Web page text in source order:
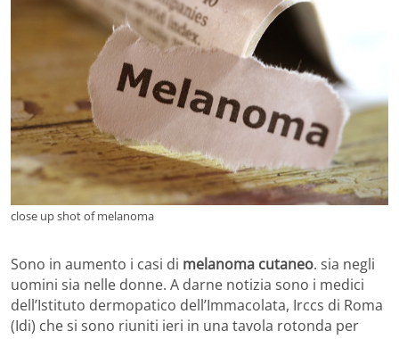
close up shot of melanoma
Sono in aumento i casi di melanoma cutaneo. sia negli
uomini sia nelle donne. A darne notizia sono i medici
dell’Istituto dermopatico dell’Immacolata, Irccs di Roma
(Idi) che si sono riuniti ieri in una tavola rotonda per